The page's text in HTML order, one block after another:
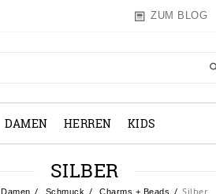
ZUM BLOG
DAMEN HERREN KIDS
SILBER
Damen Schmuck Charms + Beads Silber